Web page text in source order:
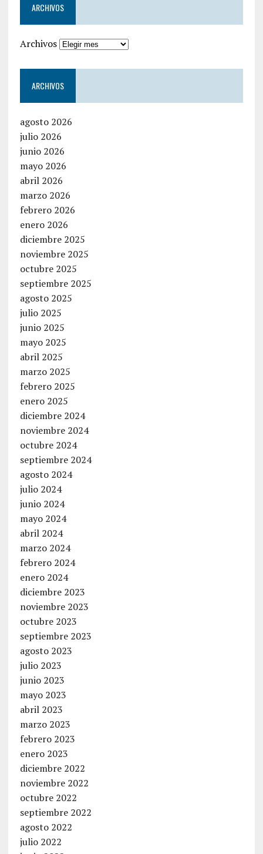
ARCHIVOS
Archivos
ARCHIVOS
agosto 2026
julio 2026
junio 2026
mayo 2026
abril 2026
marzo 2026
febrero 2026
enero 2026
diciembre 2025
noviembre 2025
octubre 2025
septiembre 2025
agosto 2025
julio 2025
junio 2025
mayo 2025
abril 2025
marzo 2025
febrero 2025
enero 2025
diciembre 2024
noviembre 2024
octubre 2024
septiembre 2024
agosto 2024
julio 2024
junio 2024
mayo 2024
abril 2024
marzo 2024
febrero 2024
enero 2024
diciembre 2023
noviembre 2023
octubre 2023
septiembre 2023
agosto 2023
julio 2023
junio 2023
mayo 2023
abril 2023
marzo 2023
febrero 2023
enero 2023
diciembre 2022
noviembre 2022
octubre 2022
septiembre 2022
agosto 2022
julio 2022